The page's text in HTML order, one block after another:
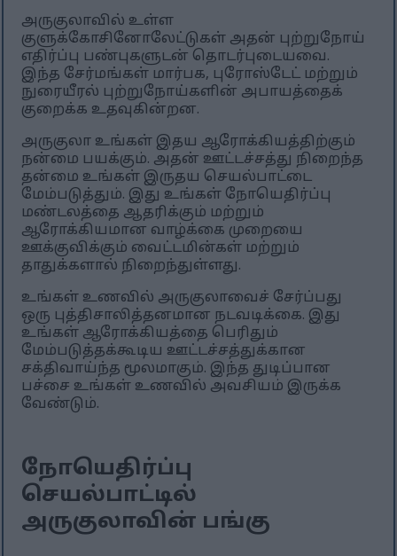
அருகுலாவில் உள்ள
குளுக்கோசினோலேட்டுகள் அதன் புற்றுநோய்
எதிர்ப்பு பண்புகளுடன் தொடர்புடையவை.
இந்த சேர்மங்கள் மார்பக, புரோஸ்டேட் மற்றும்
நுரையீரல் புற்றுநோய்களின் அபாயத்தைக்
குறைக்க உதவுகின்றன.
அருகுலா உங்கள் இதய ஆரோக்கியத்திற்கும்
நன்மை பயக்கும். அதன் ஊட்டச்சத்து நிறைந்த
தன்மை உங்கள் இருதய செயல்பாட்டை
மேம்படுத்தும். இது உங்கள் நோயெதிர்ப்பு
மண்டலத்தை ஆதரிக்கும் மற்றும்
ஆரோக்கியமான வாழ்க்கை முறையை
ஊக்குவிக்கும் வைட்டமின்கள் மற்றும்
தாதுக்களால் நிறைந்துள்ளது.
உங்கள் உணவில் அருகுலாவைச் சேர்ப்பது
ஒரு புத்திசாலித்தனமான நடவடிக்கை. இது
உங்கள் ஆரோக்கியத்தை பெரிதும்
மேம்படுத்தக்கூடிய ஊட்டச்சத்துக்கான
சக்திவாய்ந்த மூலமாகும். இந்த துடிப்பான
பச்சை உங்கள் உணவில் அவசியம் இருக்க
வேண்டும்.
நோயெதிர்ப்பு
செயல்பாட்டில்
அருகுலாவின் பங்கு